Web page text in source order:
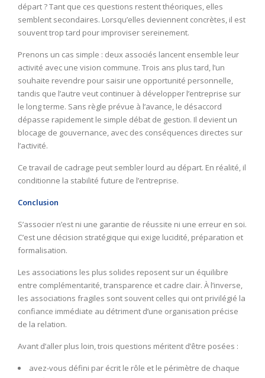
départ ? Tant que ces questions restent théoriques, elles
semblent secondaires. Lorsqu’elles deviennent concrètes, il est
souvent trop tard pour improviser sereinement.
Prenons un cas simple : deux associés lancent ensemble leur
activité avec une vision commune. Trois ans plus tard, l’un
souhaite revendre pour saisir une opportunité personnelle,
tandis que l’autre veut continuer à développer l’entreprise sur
le long terme. Sans règle prévue à l’avance, le désaccord
dépasse rapidement le simple débat de gestion. Il devient un
blocage de gouvernance, avec des conséquences directes sur
l’activité.
Ce travail de cadrage peut sembler lourd au départ. En réalité, il
conditionne la stabilité future de l’entreprise.
Conclusion
S’associer n’est ni une garantie de réussite ni une erreur en soi.
C’est une décision stratégique qui exige lucidité, préparation et
formalisation.
Les associations les plus solides reposent sur un équilibre
entre complémentarité, transparence et cadre clair. À l’inverse,
les associations fragiles sont souvent celles qui ont privilégié la
confiance immédiate au détriment d’une organisation précise
de la relation.
Avant d’aller plus loin, trois questions méritent d’être posées :
avez-vous défini par écrit le rôle et le périmètre de chaque